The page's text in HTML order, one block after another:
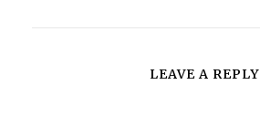
LEAVE A REPLY